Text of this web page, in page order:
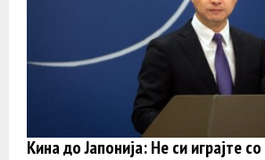
Кина до Јапонија: Не си играјте